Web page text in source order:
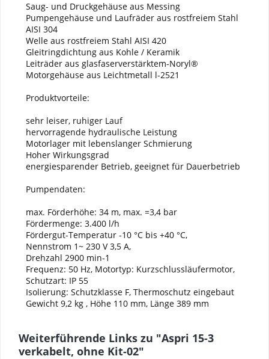
Saug- und Druckgehäuse aus Messing
Pumpengehäuse und Laufräder aus rostfreiem Stahl
AISI 304
Welle aus rostfreiem Stahl AISI 420
Gleitringdichtung aus Kohle / Keramik
Leiträder aus glasfaserverstärktem-Noryl®
Motorgehäuse aus Leichtmetall l-2521
Produktvorteile:
sehr leiser, ruhiger Lauf
hervorragende hydraulische Leistung
Motorlager mit lebenslanger Schmierung
Hoher Wirkungsgrad
energiesparender Betrieb, geeignet für Dauerbetrieb
Pumpendaten:
max. Förderhöhe: 34 m, max. =3,4 bar
Fördermenge: 3.400 l/h
Fördergut-Temperatur -10 °C bis +40 °C,
Nennstrom 1~ 230 V 3,5 A,
Drehzahl 2900 min-1
Frequenz: 50 Hz, Motortyp: Kurzschlussläufermotor,
Schutzart: IP 55
Isolierung: Schutzklasse F, Thermoschutz eingebaut
Gewicht 9,2 kg , Höhe 110 mm, Länge 389 mm
Weiterführende Links zu "Aspri 15-3
verkabelt, ohne Kit-02"